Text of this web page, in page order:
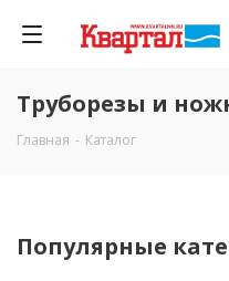
Труборезы и
Главная - Каталог
Популярные